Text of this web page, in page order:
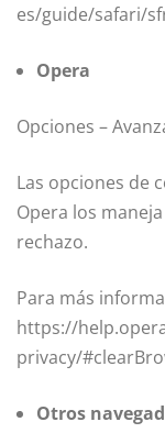
es/guide/safari/
Opera
Opciones –
Las opciones de
Opera los
rechazo.
Para más
https://
privacy/
Otros